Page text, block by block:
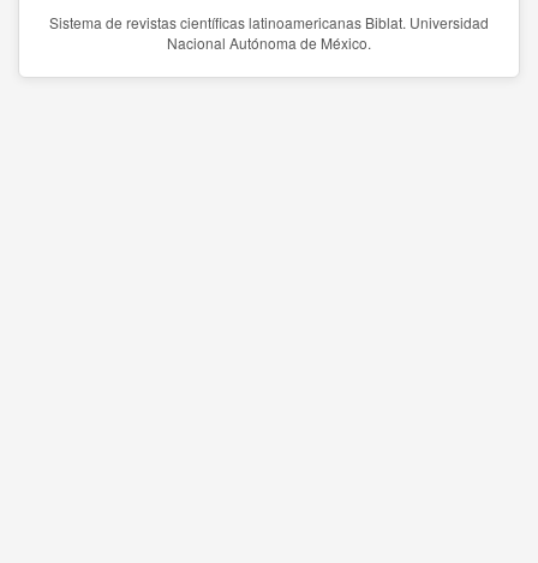
Sistema de revistas científicas latinoamericanas Biblat. Universidad
Nacional Autónoma de México.